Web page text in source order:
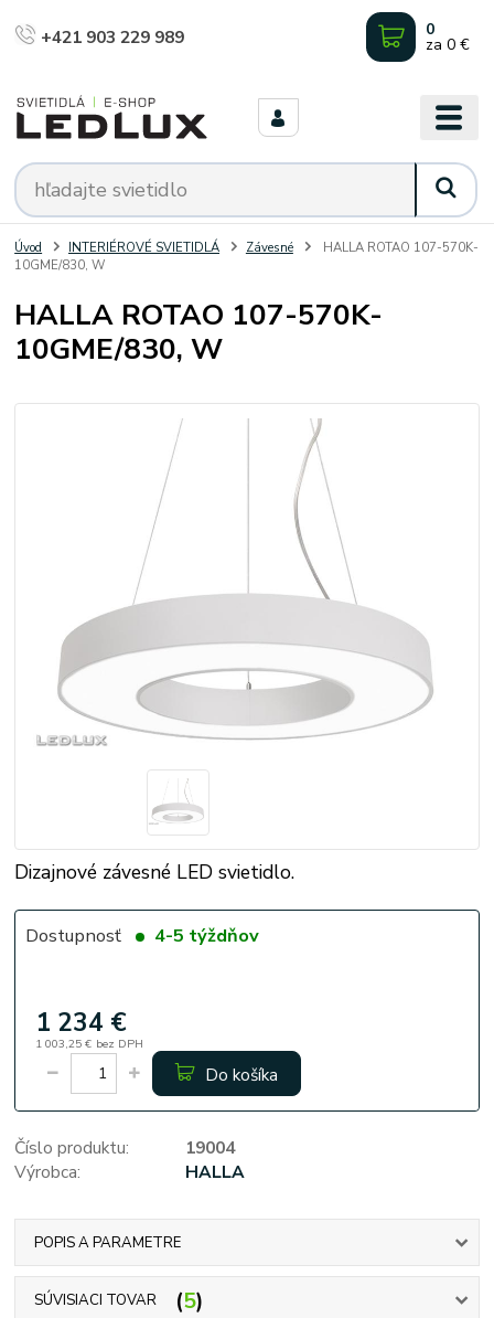
+421 903 229 989 0
za 0 €
Úvod INTERIÉROVÉ SVIETIDLÁ Závesné
HALLA ROTAO 107-570K-
10GME/830, W
HALLA ROTAO 107-570K-
10GME/830, W
Dizajnové závesné LED svietidlo.
Dostupnosť 4-5 týždňov
1 234 €
1 003,25 € bez DPH
Do košíka
Číslo produktu:
19004
Výrobca:
HALLA
POPIS A PARAMETRE
SÚVISIACI TOVAR 5